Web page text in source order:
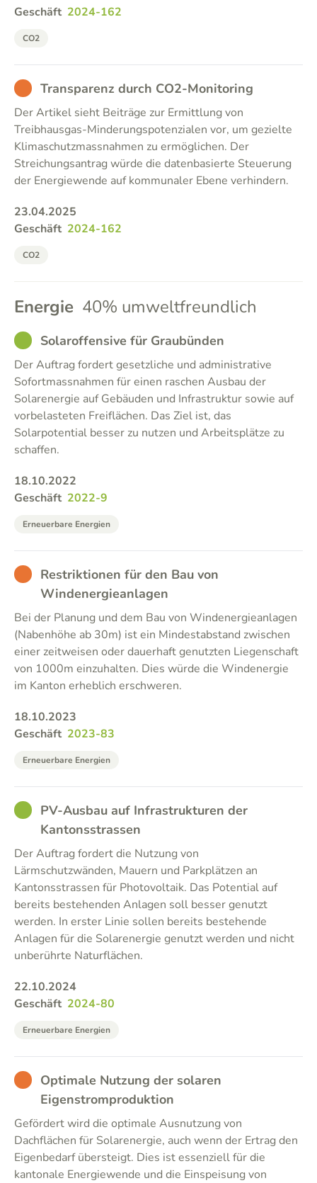
Geschäft 2024-162
CO2
BADTransparenz durch CO2-Monitoring
Der Artikel sieht Beiträge zur Ermittlung von
Treibhausgas-Minderungspotenzialen vor, um gezielte
Klimaschutzmassnahmen zu ermöglichen. Der
Streichungsantrag würde die datenbasierte Steuerung
der Energiewende auf kommunaler Ebene verhindern.
23.04.2025
Geschäft 2024-162
CO2
Energie 40% umweltfreundlich
GOODSolaroffensive für Graubünden
Der Auftrag fordert gesetzliche und administrative
Sofortmassnahmen für einen raschen Ausbau der
Solarenergie auf Gebäuden und Infrastruktur sowie auf
vorbelasteten Freiflächen. Das Ziel ist, das
Solarpotential besser zu nutzen und Arbeitsplätze zu
schaffen.
18.10.2022
Geschäft 2022-9
Erneuerbare Energien
BAD Restriktionen für den Bau von
Windenergieanlagen
Bei der Planung und dem Bau von Windenergieanlagen
(Nabenhöhe ab 30m) ist ein Mindestabstand zwischen
einer zeitweisen oder dauerhaft genutzten Liegenschaft
von 1000m einzuhalten. Dies würde die Windenergie
im Kanton erheblich erschweren.
18.10.2023
Geschäft 2023-83
Erneuerbare Energien
GOODPV-Ausbau auf Infrastrukturen der
Kantonsstrassen
Der Auftrag fordert die Nutzung von
Lärmschutzwänden, Mauern und Parkplätzen an
Kantonsstrassen für Photovoltaik. Das Potential auf
bereits bestehenden Anlagen soll besser genutzt
werden. In erster Linie sollen bereits bestehende
Anlagen für die Solarenergie genutzt werden und nicht
unberührte Naturflächen.
22.10.2024
Geschäft 2024-80
Erneuerbare Energien
BAD Optimale Nutzung der solaren
Eigenstromproduktion
Gefördert wird die optimale Ausnutzung von
Dachflächen für Solarenergie, auch wenn der Ertrag den
Eigenbedarf übersteigt. Dies ist essenziell für die
kantonale Energiewende und die Einspeisung von